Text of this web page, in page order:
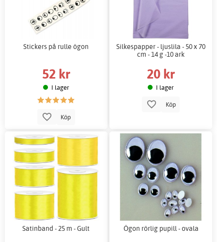
Stickers på rulle ögon
52 kr
I lager
Köp
Silkespapper - ljuslila - 50 x 70
cm - 14 g -10 ark
20 kr
I lager
Köp
Satinband - 25 m - Gult Ögon rörlig pupill - ovala